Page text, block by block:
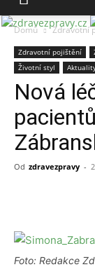
Domů Zdravotní
Zdravotní pojištění
Životní styl
Nová
Od zdravezpravy -
Foto: Redakce